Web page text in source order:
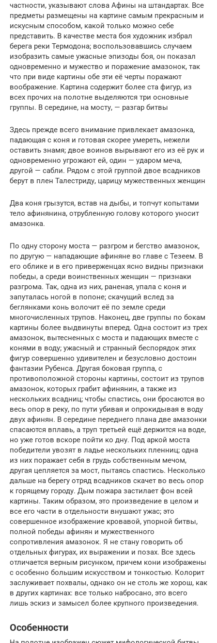
частности, указывают слова Афины на штандартах. Все
предметы размещены на картине самым прекрасным и
искусным способом, какой только можно себе
представить. В качестве места боя художник избрал
берега реки Термодона; воспользовавшись случаем
изобразить самые ужасные эпизоды боя, он показал
одновременно и мужество и поражение амазонок, так
что при виде картины обе эти её черты поражают
воображение. Картина содержит более ста фигур, из
всех прочих на полотне выделяются три основные
группы. В середине, на мосту, — разгар битвы
Здесь прежде всего внимание привлекает амазонка,
падающая с коня и готовая скорее умереть, нежели
оставить знамя; двое воинов вырывают его из её рук и
одновременно угрожают ей, один — ударом меча,
другой — сабли. Рядом с этой группой двое всадников
берут в плен Талестриду, царицу мужественных женщин
Два коня грызутся, встав на дыбы, и топчут копытами
тело афинянина, отрубленную голову которого уносит
амазонка.
По одну сторону моста — разгром и бегство амазонок,
по другую — нападающие афиняне во главе с Тезеем. В
его облике и в его приверженцах ясно видны признаки
победы, а среди воинственных женщин — признаки
разгрома. Так, одна из них, раненая, упала с коня и
запуталась ногой в попоне; скачущий вслед за
беглянками конь волочит её по земле среди
многочисленных трупов. Наконец, две группы по бокам
картины более выдвинуты вперед. Одна состоит из трех
амазонок, вытесненных с моста и падающих вместе с
конями в воду; ужасный и странный беспорядок этих
фигур совершенно удивителен и безусловно достоин
фантазии Рубенса. Другая боковая группа, с
противоположной стороны картины, состоит из трупов
амазонок, которых грабит афинянин, а также из
нескольких всадниц; чтобы спастись, они бросаются во
весь опор в реку, по пути убивая и опрокидывая в воду
двух афинян. В середине переднего плана две амазонки
спасаются вплавь, а труп третьей ещё держится на воде,
но уже готов вскоре пойти ко дну. Под аркой моста
победители увозят в ладье нескольких пленниц; одна
из них поражает себя в грудь собственным мечом,
другая цепляется за мост, пытаясь спастись. Несколько
дальше на берегу отряд всадников скачет во весь опор
к горящему городу. Дым пожара застилает фон всей
картины. Таким образом, это произведение в целом и
все его части в отдельности внушают ужас; это
совершенное изображение кровавой, упорной битвы,
полной победы афинян и мужественного
сопротивления амазонок. Я не стану говорить об
отдельных фигурах, их выражении и позах. Все здесь
отличается верным рисунком, причем кони изображены
с особенно большим искусством и тонкостью. Колорит
заслуживает похвалы, однако он не столь же хорош, как
в других картинах: все только набросано, это всего
лишь эскиз и замысел более крупного произведения.
Особенности